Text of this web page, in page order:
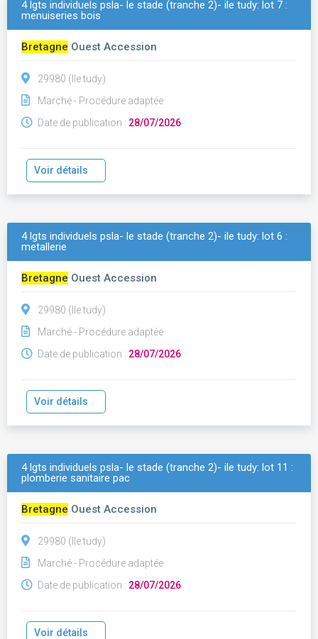
4 lgts individuels psla- le stade (tranche 2)- ile tudy: lot 7 :
menuiseries bois
Bretagne Ouest Accession
29980 (Ile tudy)
Marché - Procédure adaptée
Date de publication : 28/07/2026
Voir détails
4 lgts individuels psla- le stade (tranche 2)- ile tudy: lot 6 :
metallerie
Bretagne Ouest Accession
29980 (Ile tudy)
Marché - Procédure adaptée
Date de publication : 28/07/2026
Voir détails
4 lgts individuels psla- le stade (tranche 2)- ile tudy: lot 11 :
plomberie sanitaire pac
Bretagne Ouest Accession
29980 (Ile tudy)
Marché - Procédure adaptée
Date de publication : 28/07/2026
Voir détails